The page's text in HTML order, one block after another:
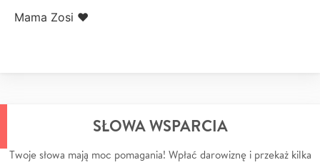
Mama Zosi ❤️
SŁOWA WSPARCIA
Twoje słowa mają moc pomagania! Wpłać darowiznę i przekaż kilka